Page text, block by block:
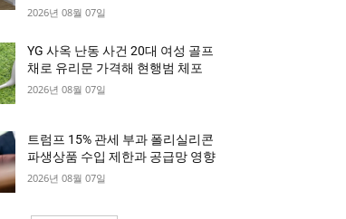
2026년 08월 07일
YG 사옥 난동 사건 20대 여성 골프
채로 유리문 가격해 현행범 체포
2026년 08월 07일
트럼프 15% 관세 부과 폴리실리콘
파생상품 수입 제한과 공급망 영향
2026년 08월 07일